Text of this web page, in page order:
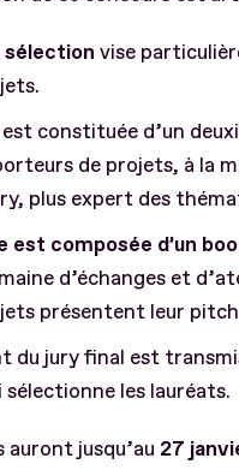
sélection vise
est constituée d’un
de projets, à la
plus expert des
est composée d’un
d’échanges et
présentent leur
du jury final est
sélectionne les lauréats.
jusqu’au 27